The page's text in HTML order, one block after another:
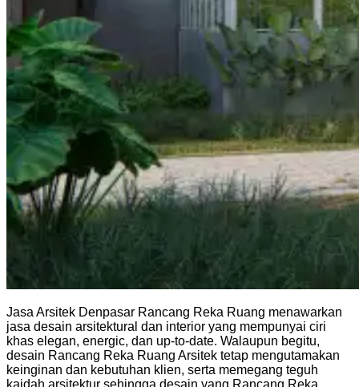
Jasa Arsitek Denpasar Rancang Reka Ruang menawarkan
jasa desain arsitektural dan interior yang mempunyai ciri
khas elegan, energic, dan up-to-date. Walaupun begitu,
desain Rancang Reka Ruang Arsitek tetap mengutamakan
keinginan dan kebutuhan klien, serta memegang teguh
kaidah arsitektur sehingga desain yang Rancang Reka